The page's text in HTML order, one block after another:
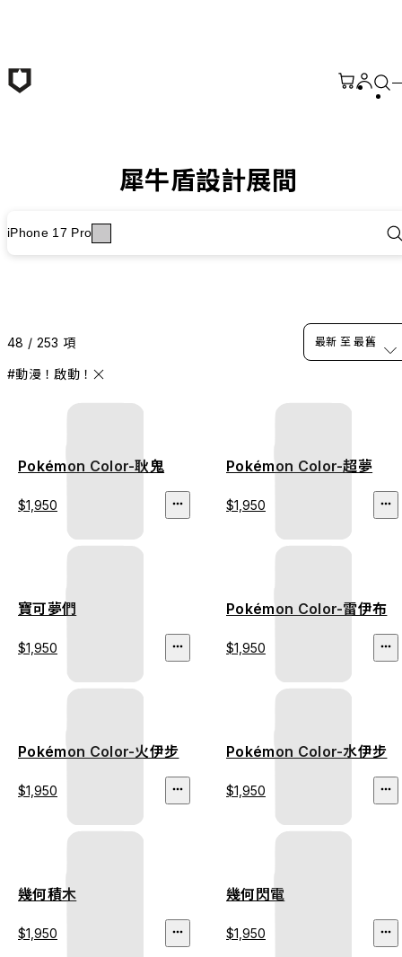
犀牛盾設計展間
iPhone 17 Pro
48 / 253 項
#動漫！啟動！
最新 至 最舊
Pokémon Color-耿鬼
$1,950
Pokémon Color-超夢
$1,950
寶可夢們
$1,950
Pokémon Color-雷伊布
$1,950
Pokémon Color-火伊步
$1,950
Pokémon Color-水伊步
$1,950
幾何積木
$1,950
幾何閃電
$1,950